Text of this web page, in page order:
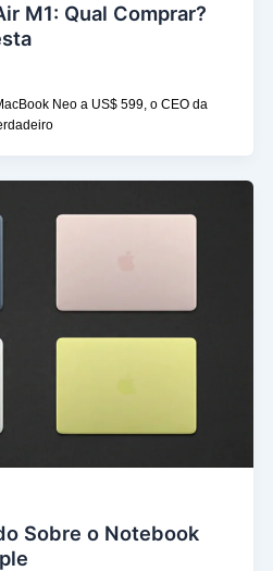
M1: Qual Comprar?
Neo a US$ 599, o CEO da
Sobre o Notebook